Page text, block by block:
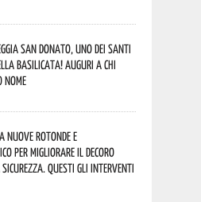
San Donato, uno dei Santi
Basilicata! Auguri a chi
nuove rotonde e
per migliorare il decoro
Questi gli interventi